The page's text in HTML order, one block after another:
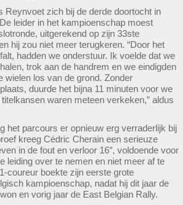
Reynvoet zich bij de derde doortocht in
leider in het kampioenschap moest
uitgerekend op zijn 33ste
hij zou niet meer terugkeren. “Door het
hadden we onderstuur. Ik voelde dat we
trok aan de handrem en we eindigden
wielen los van de grond. Zonder
duurde het bijna 11 minuten voor we
waren meteen verkeken,” aldus
het parcours er opnieuw erg verraderlijk bij
kreeg Cédric Cherain een serieuze
in de fout en verloor 16″, voldoende voor
leiding over te nemen en niet meer af te
coureur boekte zijn eerste grote
kampioenschap, nadat hij dit jaar de
en vorig jaar de East Belgian Rally.